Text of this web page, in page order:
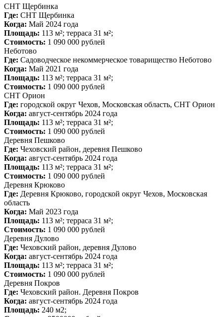
СНТ Щербинка
Где: СНТ Щербинка
Когда: Май 2024 года
Площадь: 113 м²; терраса 31 м²;
Стоимость: 1 090 000 рублей
Неботово
Где: Садоводческое некоммерческое товарищество Неботово
Когда: Май 2021 года
Площадь: 113 м²; терраса 31 м²;
Стоимость: 1 090 000 рублей
СНТ Орион
Где: городской округ Чехов, Московская область, СНТ Орион
Когда: август-сентябрь 2024 года
Площадь: 113 м²; терраса 31 м²;
Стоимость: 1 090 000 рублей
Деревня Пешково
Где: Чеховский район, деревня Пешково
Когда: август-сентябрь 2024 года
Площадь: 113 м²; терраса 31 м²;
Стоимость: 1 090 000 рублей
Деревня Крюково
Где: Деревня Крюково, городской округ Чехов, Московская
область
Когда: Май 2023 года
Площадь: 113 м²; терраса 31 м²;
Стоимость: 1 090 000 рублей
Деревня Дулово
Где: Чеховский район, деревня Дулово
Когда: август-сентябрь 2024 года
Площадь: 113 м²; терраса 31 м²;
Стоимость: 1 090 000 рублей
Деревня Покров
Где: Чеховский район. Деревня Покров
Когда: август-сентябрь 2024 года
Площадь: 240 м2;